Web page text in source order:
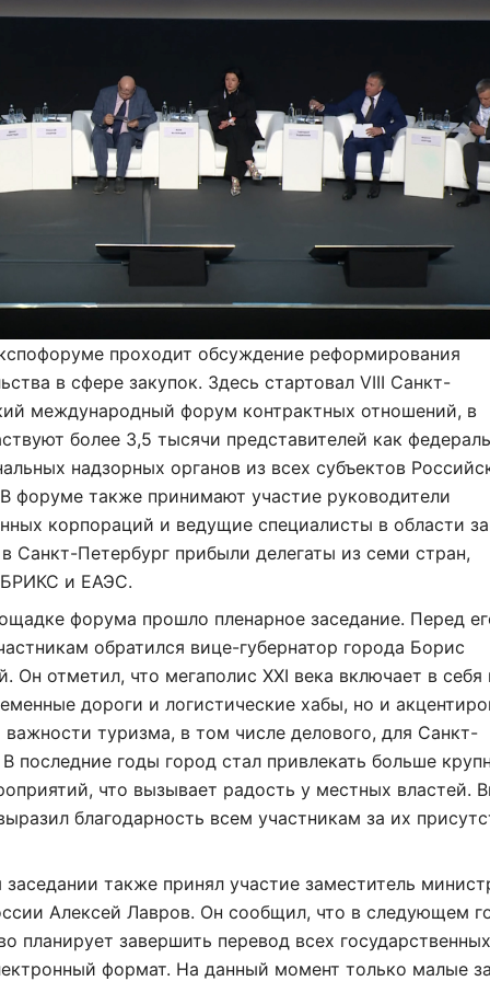
проходит обсуждение реформирования
в сфере закупок. Здесь стартовал VIII Санкт-
международный форум контрактных отношений, в
более 3,5 тысячи представителей как
надзорных органов из всех субъектов
форуме также принимают участие руководители
корпораций и ведущие специалисты в области
Санкт-Петербург прибыли делегаты из семи стран,
и ЕАЭС.
форума прошло пленарное заседание. Перед
обратился вице-губернатор города Борис
Он отметил, что мегаполис XXI века включает в себя
дороги и логистические хабы, но и
важности туризма, в том числе делового, для Санкт-
последние годы город стал привлекать больше
что вызывает радость у местных властей.
благодарность всем участникам за их
также принял участие заместитель
Алексей Лавров. Он сообщил, что в следующем
планирует завершить перевод всех
формат. На данный момент только малые